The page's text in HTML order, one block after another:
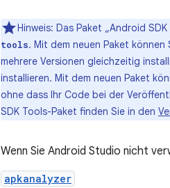
Hinweis: Das Paket „Android
tools. Mit dem neuen Paket
mehrere Versionen gleichzeitig
installieren. Mit dem neuen Paket
ohne dass Ihr Code bei der
SDK Tools-Paket finden Sie in den
Wenn Sie Android Studio nicht
apkanalyzer